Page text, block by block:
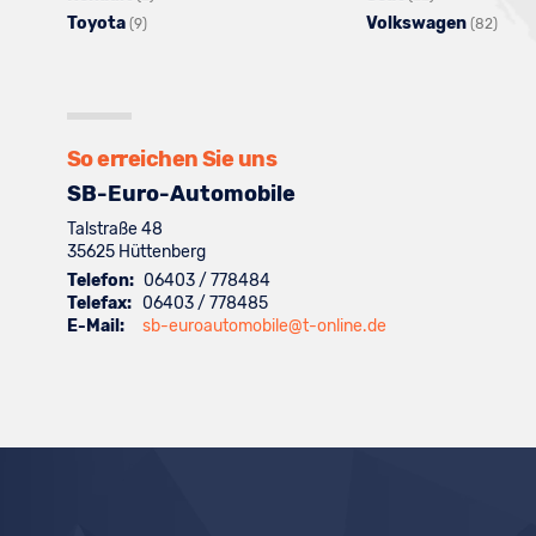
anzeigen
anzeigen
Jeep
von
Fahrzeuge
Toyota (9) Volkswagen (82)
So erreichen Sie uns
SB-Euro-Automobile
Talstraße 48
35625 Hüttenberg
Telefon: 06403 / 778484
Telefax: 06403 / 778485
E-Mail:
sb-euroautomobile@t-online.de